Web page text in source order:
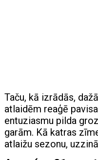
Taču, kā izrādās,
atlaidēm reaģē
entuziasmu pilda
garām. Kā katras
atlaižu sezonu,